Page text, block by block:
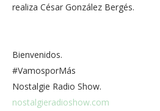
realiza César González Bergés.
Bienvenidos.
#VamosporMás
Nostalgie Radio Show.
nostalgieradioshow.com